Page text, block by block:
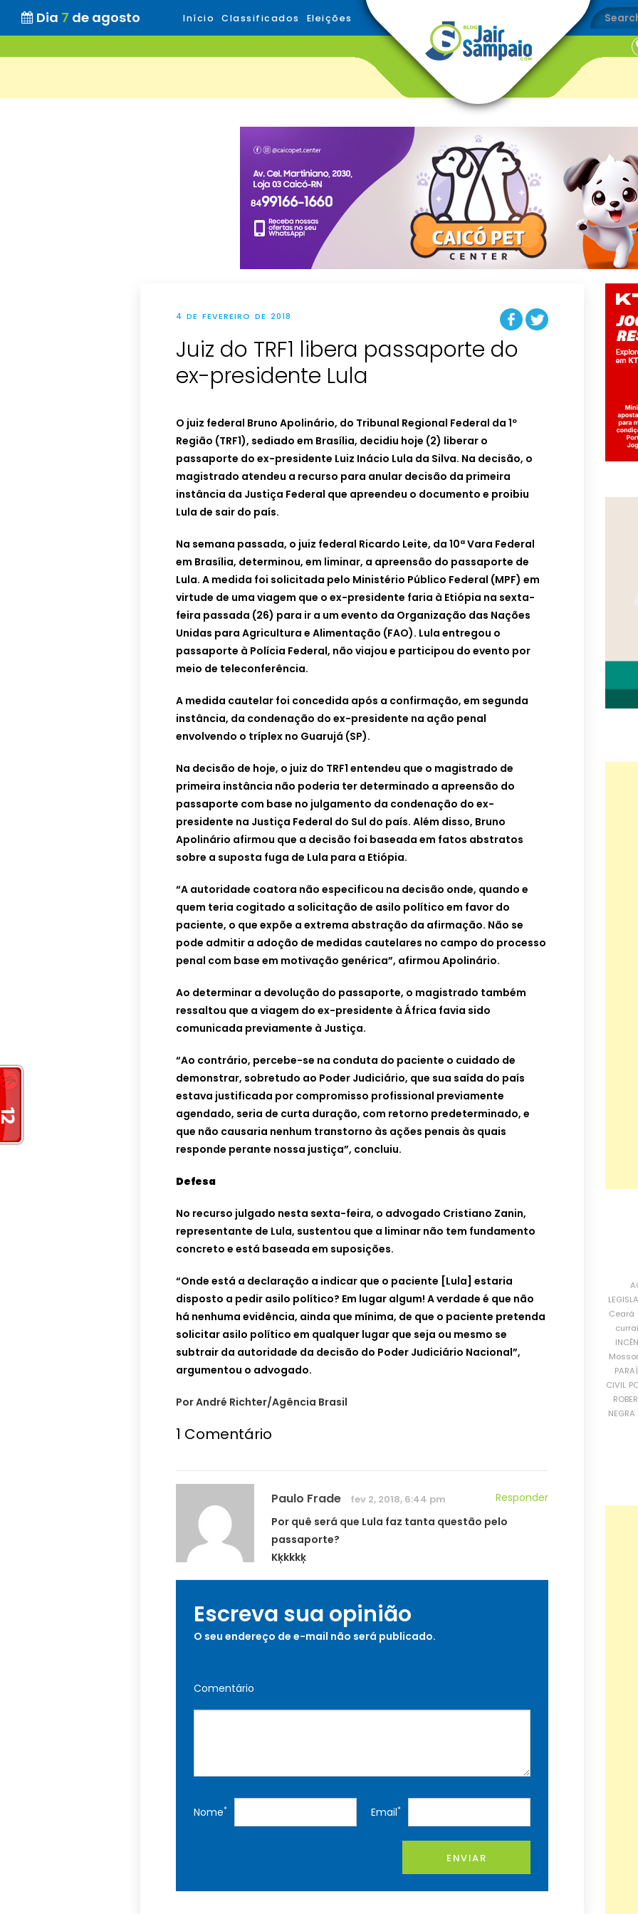
Dia 7 de agosto Início Classificados Eleições
4 DE FEVEREIRO DE 2018
Juiz do TRF1 libera passaporte do
ex-presidente Lula
O juiz federal Bruno Apolinário, do Tribunal Regional Federal da 1º
Região (TRF1), sediado em Brasília, decidiu hoje (2) liberar o
passaporte do ex-presidente Luiz Inácio Lula da Silva. Na decisão, o
magistrado atendeu a recurso para anular decisão da primeira
instância da Justiça Federal que apreendeu o documento e proibiu
Lula de sair do país.
Na semana passada, o juiz federal Ricardo Leite, da 10ª Vara Federal
em Brasília, determinou, em liminar, a apreensão do passaporte de
Lula. A medida foi solicitada pelo Ministério Público Federal (MPF) em
virtude de uma viagem que o ex-presidente faria à Etiópia na sexta-
feira passada (26) para ir a um evento da Organização das Nações
Unidas para Agricultura e Alimentação (FAO). Lula entregou o
passaporte à Polícia Federal, não viajou e participou do evento por
meio de teleconferência.
A medida cautelar foi concedida após a confirmação, em segunda
instância, da condenação do ex-presidente na ação penal
envolvendo o tríplex no Guarujá (SP).
Na decisão de hoje, o juiz do TRF1 entendeu que o magistrado de
primeira instância não poderia ter determinado a apreensão do
passaporte com base no julgamento da condenação do ex-
presidente na Justiça Federal do Sul do país. Além disso, Bruno
Apolinário afirmou que a decisão foi baseada em fatos abstratos
sobre a suposta fuga de Lula para a Etiópia.
“A autoridade coatora não especificou na decisão onde, quando e
quem teria cogitado a solicitação de asilo político em favor do
paciente, o que expõe a extrema abstração da afirmação. Não se
pode admitir a adoção de medidas cautelares no campo do processo
penal com base em motivação genérica”, afirmou Apolinário.
Ao determinar a devolução do passaporte, o magistrado também
ressaltou que a viagem do ex-presidente à África favia sido
comunicada previamente à Justiça.
“Ao contrário, percebe-se na conduta do paciente o cuidado de
demonstrar, sobretudo ao Poder Judiciário, que sua saída do país
estava justificada por compromisso profissional previamente
agendado, seria de curta duração, com retorno predeterminado, e
que não causaria nenhum transtorno às ações penais às quais
responde perante nossa justiça”, concluiu.
Defesa
No recurso julgado nesta sexta-feira, o advogado Cristiano Zanin,
representante de Lula, sustentou que a liminar não tem fundamento
concreto e está baseada em suposições.
“Onde está a declaração a indicar que o paciente [Lula] estaria
disposto a pedir asilo político? Em lugar algum! A verdade é que não
há nenhuma evidência, ainda que mínima, de que o paciente pretenda
solicitar asilo político em qualquer lugar que seja ou mesmo se
subtrair da autoridade da decisão do Poder Judiciário Nacional”,
argumentou o advogado.
Por André Richter/Agência Brasil
1 Comentário
Paulo Frade fev 2, 2018, 6:44 pm
Responder
Por quê será que Lula faz tanta questão pelo
passaporte?
Kķkkkķ
Escreva sua opinião
O seu endereço de e-mail não será publicado.
Comentário
Nome* Email*
ENVIAR
Ceará
CIVIL
NEGRA